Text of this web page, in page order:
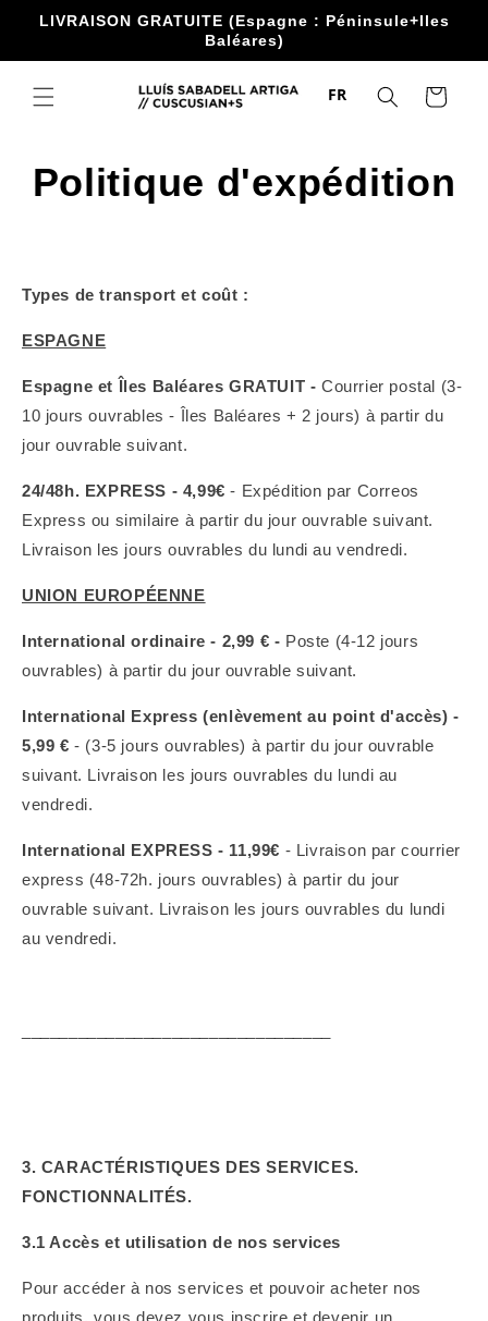
directement
LIVRAISON GRATUITE (Espagne : Péninsule+Iles
Baléares)
FR Chariot
Politique d'expédition
Types de transport et coût :
ESPAGNE
Espagne et Îles Baléares GRATUIT - Courrier postal (3-
10 jours ouvrables - Îles Baléares + 2 jours) à partir du
jour ouvrable suivant.
24/48h. EXPRESS - 4,99€- Expédition par Correos
Express ou similaire à partir du jour ouvrable suivant.
Livraison les jours ouvrables du lundi au vendredi.
UNION EUROPÉENNE
International ordinaire - 2,99 € - Poste (4-12 jours
ouvrables) à partir du jour ouvrable suivant.
International Express (enlèvement au point d'accès) -
5,99 €- (3-5 jours ouvrables) à partir du jour ouvrable
suivant. Livraison les jours ouvrables du lundi au
vendredi.
International EXPRESS - 11,99€ - Livraison par courrier
express (48-72h. jours ouvrables)à partir du jour
ouvrable suivant. Livraison les jours ouvrables du lundi
au vendredi.
3. CARACTÉRISTIQUES DES SERVICES.
FONCTIONNALITÉS.
3.1 Accès et utilisation de nos services
Pour accéder à nos services et pouvoir acheter nos
produits, vous devez vous inscrire et devenir un